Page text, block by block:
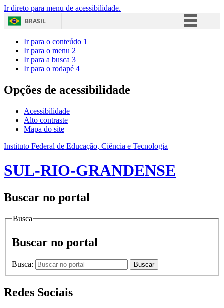
Ir direto para menu de acessibilidade.
BRASIL
Acesso à informação
Ir para o conteúdo 1
Ir para o menu 2
Ir para a busca 3
Ir para o rodapé 4
Opções de acessibilidade
Acessibilidade
Alto contraste
Mapa do site
Instituto Federal de Educação, Ciência e Tecnologia
SUL-RIO-GRANDENSE
Buscar no portal
Busca
Buscar no portal
Busca: Buscar
Redes Sociais